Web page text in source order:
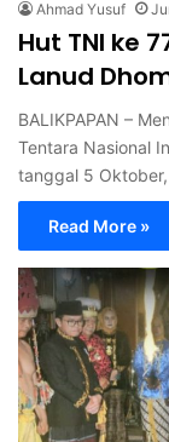
Ahmad Yusuf
Hut TNI ke
Lanud
BALIKPAPAN –
Tentara Nasional
tanggal 5
Read More »